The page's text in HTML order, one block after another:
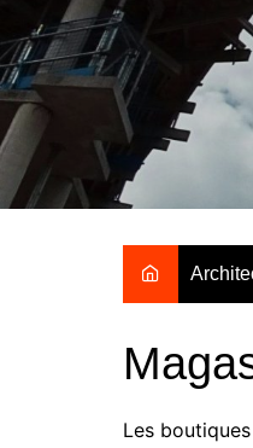
au
contenu
Les